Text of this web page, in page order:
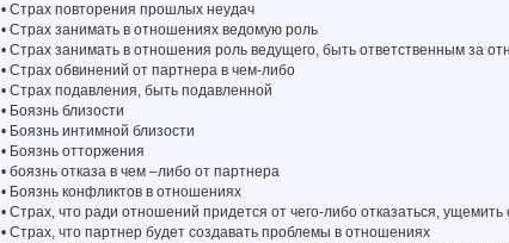
• Страх повторения прошлых неудач
• Страх занимать в отношениях ведомую роль
• Страх занимать в отношения роль ведущего, быть ответственным за
• Страх обвинений от партнера в чем-либо
• Страх подавления, быть подавленной
• Боязнь близости
• Боязнь интимной близости
• Боязнь отторжения
• боязнь отказа в чем –либо от партнера
• Боязнь конфликтов в отношениях
• Страх, что ради отношений придется от чего-либо отказаться, ущемить
• Страх, что партнер будет создавать проблемы в отношениях